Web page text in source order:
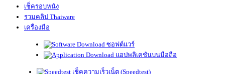
เช็ครอบหนัง
รวมคลิป Thaiware
เครื่องมือ
ซอฟต์แวร์
แอปพลิเคชันบนมือถือ
เช็คความเร็วเน็ต (Speedtest)